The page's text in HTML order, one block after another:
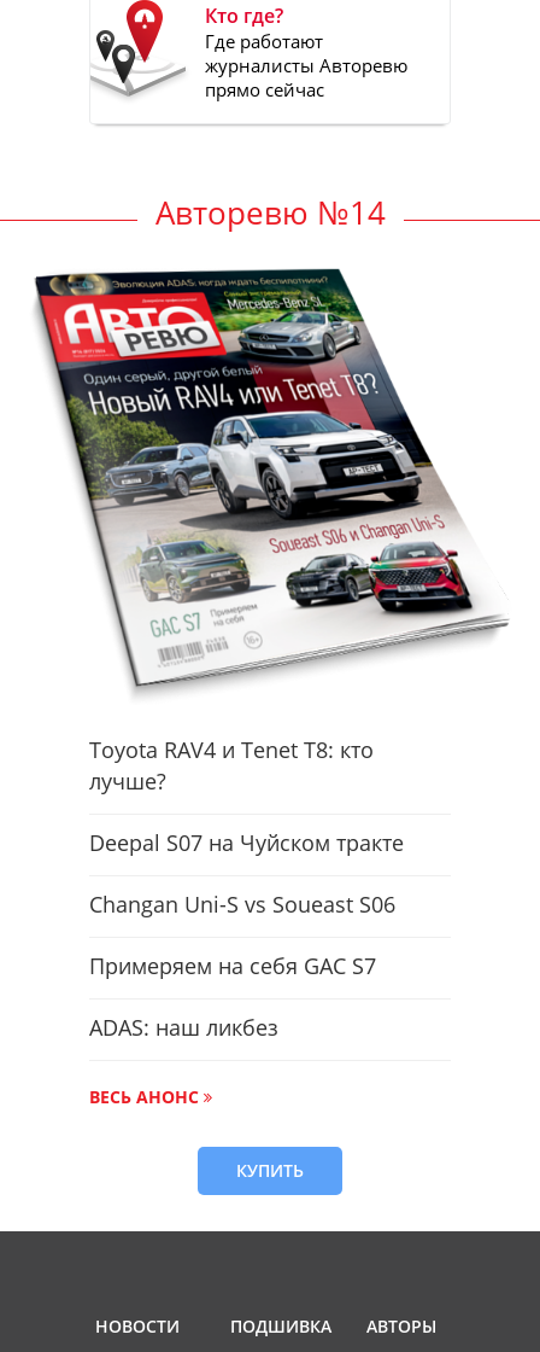
Кто где?
Где работают
журналисты Авторевю
прямо сейчас
Авторевю №14
Toyota RAV4 и Tenet T8: кто
лучше?
Deepal S07 на Чуйском тракте
Changan Uni-S vs Soueast S06
Примеряем на себя GAC S7
ADAS: наш ликбез
ВЕСЬ АНОНС
КУПИТЬ
НОВОСТИ
ПОДШИВКА
АВТОРЫ